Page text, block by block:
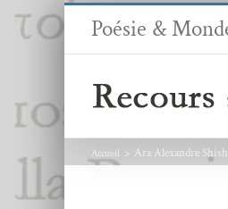
Passer
Poésie &
Accueil Ara Alexandre